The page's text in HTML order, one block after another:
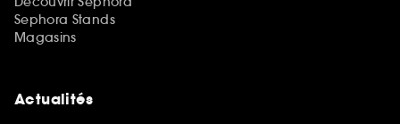
Sephora Stands
Magasins
Actualités